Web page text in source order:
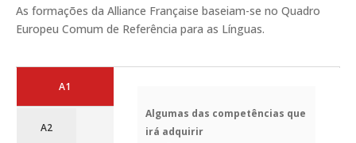
As formações da Alliance Française baseiam-se no Quadro
Europeu Comum de Referência para as Línguas.
A1
A2
Algumas das competências que
irá adquirir